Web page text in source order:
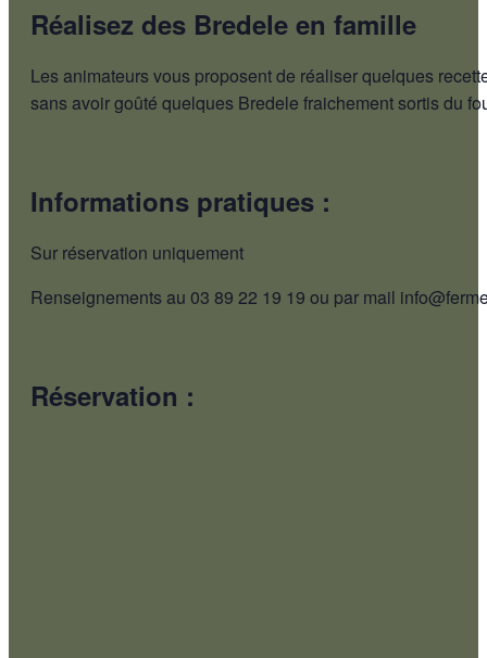
Réalisez des Bredele en famille
Les animateurs vous proposent de réaliser quelques
sans avoir goûté quelques Bredele fraichement sortis du
Informations pratiques :
Sur réservation uniquement
Renseignements au 03 89 22 19 19 ou par mail
Réservation :